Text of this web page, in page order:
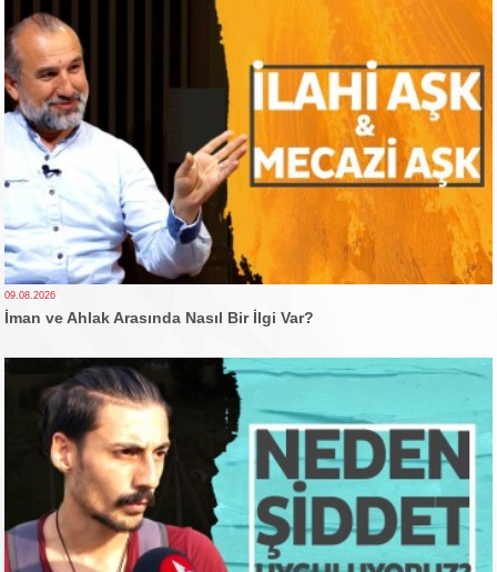
09.08.2026
İman ve Ahlak Arasında Nasıl Bir İlgi Var?